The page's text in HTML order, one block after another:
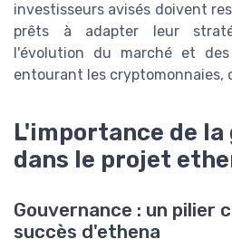
investisseurs avisés doivent
prêts à adapter leur
l'évolution du marché et
entourant les cryptomonnaies,
L'importance de la
dans le projet
Gouvernance : un pilier
succès d'ethena